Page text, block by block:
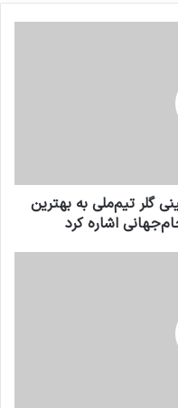
گلر تیم‌ملی به بهترین
اشاره کرد